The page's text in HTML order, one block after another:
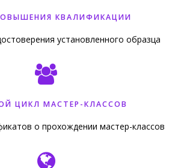
КВАЛИФИКАЦИИ
установленного образца
ЦИКЛ МАСТЕР-КЛАССОВ
о прохождении мастер-классов